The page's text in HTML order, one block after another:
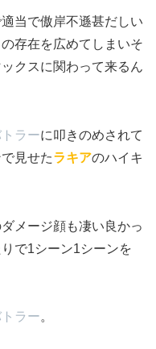
当で傲岸不遜甚だしい
の存在を広めてしまいそ
クスに関わって来るん
ラーに叩きのめされて
見せたラキアのハイキ
メージ顔も凄い良かっ
で1シーン1シーンを
ラー。